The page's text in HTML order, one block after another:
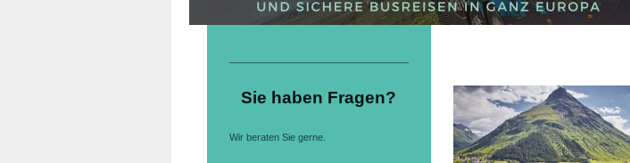
Sie haben Fragen?
Wir beraten Sie gerne.